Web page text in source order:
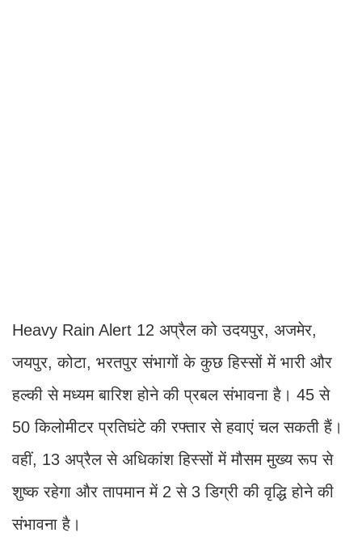
Heavy Rain Alert 12 अप्रैल को उदयपुर, अजमेर,
जयपुर, कोटा, भरतपुर संभागों के कुछ हिस्सों में भारी और
हल्की से मध्यम बारिश होने की प्रबल संभावना है। 45 से
50 किलोमीटर प्रतिघंटे की रफ्तार से हवाएं चल सकती हैं।
वहीं, 13 अप्रैल से अधिकांश हिस्सों में मौसम मुख्य रूप से
शुष्क रहेगा और तापमान में 2 से 3 डिग्री की वृद्धि होने की
संभावना है।